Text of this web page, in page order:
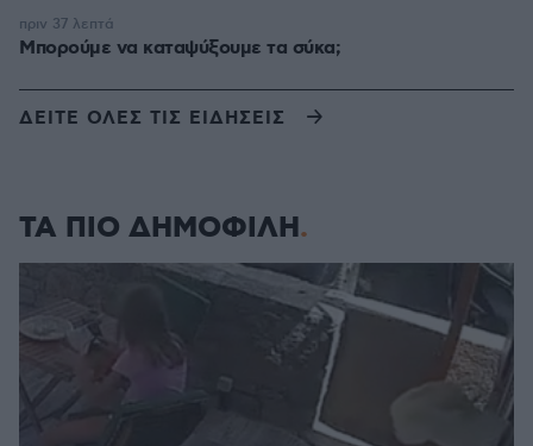
Μπορούμε να καταψύξουμε τα σύκα;
πριν 37 λεπτά
ΔΕΙΤΕ ΟΛΕΣ ΤΙΣ ΕΙΔΗΣΕΙΣ
ΤΑ ΠΙΟ ΔΗΜΟΦΙΛΗ